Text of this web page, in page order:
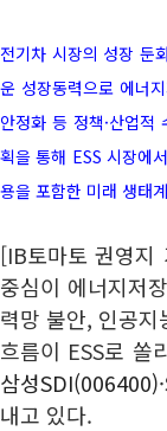
전기차 시장의 성장 둔
운 성장동력으로 에너
안정화 등 정책·산업
획을 통해 ESS 시장에
용을 포함한 미래 생태
[IB토마토 권영지
중심이 에너지저
력망 불안, 인공
흐름이 ESS로 쏠
삼성SDI(006400)
내고 있다.